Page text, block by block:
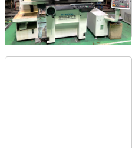
形 式GS-63PFⅡ
年 式2015